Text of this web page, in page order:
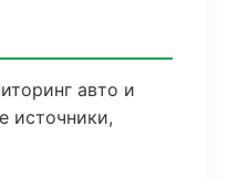
авто и
источники,